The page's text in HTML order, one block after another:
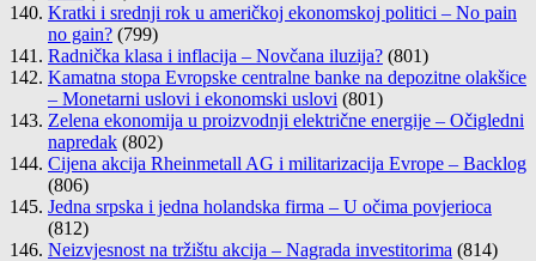
Kratki i srednji rok u američkoj ekonomskoj politici – No pain
no gain? (799)
Radnička klasa i inflacija – Novčana iluzija? (801)
Kamatna stopa Evropske centralne banke na depozitne olakšice
– Monetarni uslovi i ekonomski uslovi (801)
Zelena ekonomija u proizvodnji električne energije – Očigledni
napredak (802)
Cijena akcija Rheinmetall AG i militarizacija Evrope – Backlog
(806)
Jedna srpska i jedna holandska firma – U očima povjerioca
(812)
Neizvjesnost na tržištu akcija – Nagrada investitorima (814)